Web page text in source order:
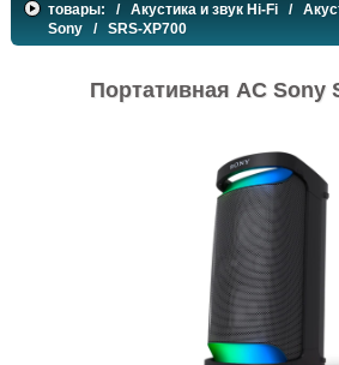
товары: / Акустика и звук Hi-Fi /
Sony / SRS-XP700
Портативная АС Sony